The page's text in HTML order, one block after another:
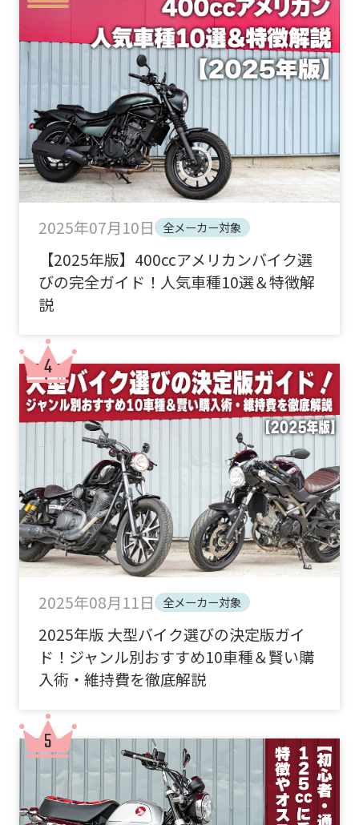
2025年07月10日 全メーカー対象
【2025年版】400ccアメリカンバイク選
びの完全ガイド！人気車種10選＆特徴解
説
2025年08月11日 全メーカー対象
2025年版 大型バイク選びの決定版ガイ
ド！ジャンル別おすすめ10車種＆賢い購
入術・維持費を徹底解説